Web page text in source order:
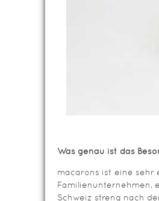
Was genau ist das
macarons ist eine sehr
Familienunternehmen,
Schweiz streng nach